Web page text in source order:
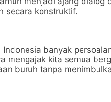
secara konstruktif.
banyak
mengajak kita semua
buruh tanpa